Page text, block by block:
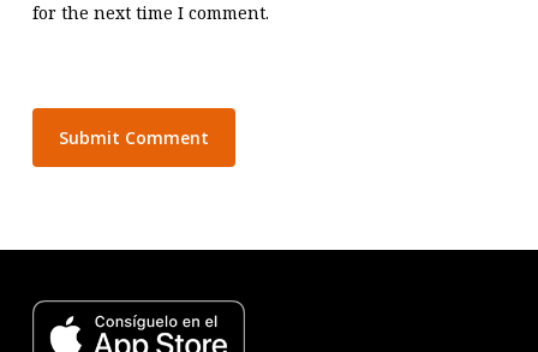
for the next time I comment.